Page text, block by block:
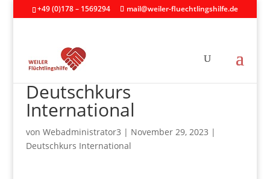
+49 (0)178 – 1569294 mail@weiler-fluechtlingshilfe.de
Deutschkurs
International
von Webadministrator3 | November 29, 2023 |
Deutschkurs International